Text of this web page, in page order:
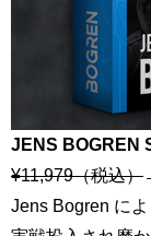
JENS BOGREN
¥11,979（税込）
Jens Bogren に